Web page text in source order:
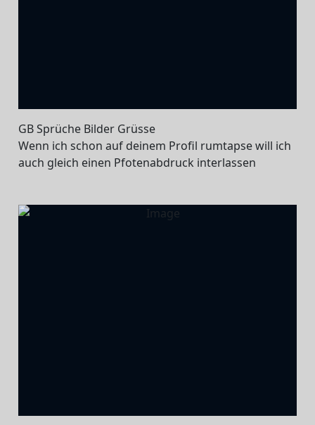
GB Sprüche Bilder Grüsse
Wenn ich schon auf deinem Profil rumtapse will ich
auch gleich einen Pfotenabdruck interlassen